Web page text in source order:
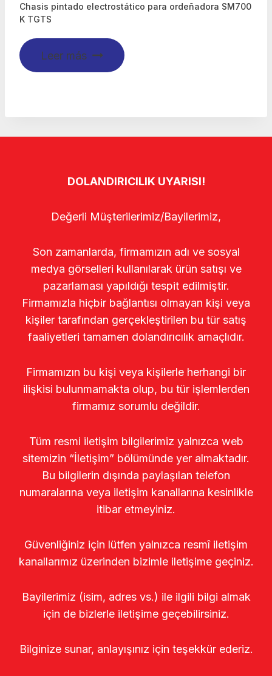
Chasis pintado electrostático para ordeñadora SM700
K TGTS
Leer más
DOLANDIRICILIK UYARISI!
Değerli Müşterilerimiz/Bayilerimiz,
Son zamanlarda, firmamızın adı ve sosyal
medya görselleri kullanılarak ürün satışı ve
pazarlaması yapıldığı tespit edilmiştir.
Firmamızla hiçbir bağlantısı olmayan kişi veya
kişiler tarafından gerçekleştirilen bu tür satış
faaliyetleri tamamen dolandırıcılık amaçlıdır.
Firmamızın bu kişi veya kişilerle herhangi bir
ilişkisi bulunmamakta olup, bu tür işlemlerden
firmamız sorumlu değildir.
Tüm resmi iletişim bilgilerimiz yalnızca web
sitemizin “İletişim” bölümünde yer almaktadır.
Bu bilgilerin dışında paylaşılan telefon
numaralarına veya iletişim kanallarına kesinlikle
itibar etmeyiniz.
Güvenliğiniz için lütfen yalnızca resmî iletişim
kanallarımız üzerinden bizimle iletişime geçiniz.
Bayilerimiz (isim, adres vs.) ile ilgili bilgi almak
için de bizlerle iletişime geçebilirsiniz.
Bilginize sunar, anlayışınız için teşekkür ederiz.